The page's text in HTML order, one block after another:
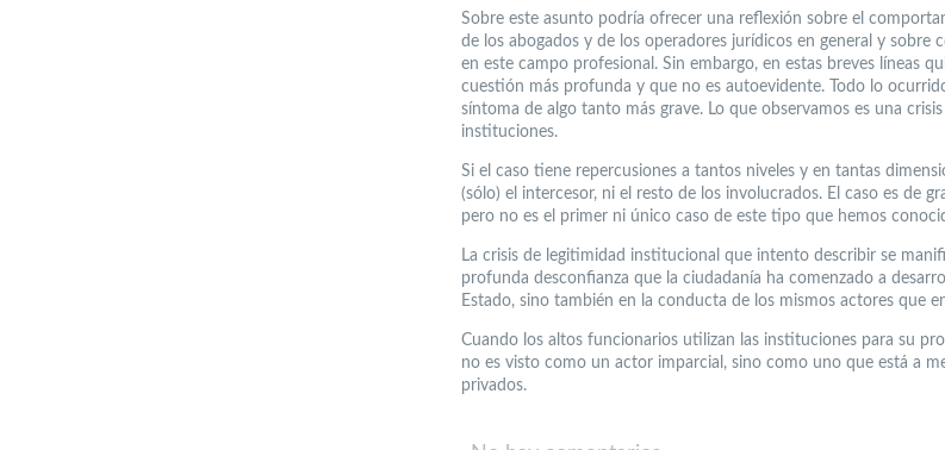
Sobre este asunto podría ofrecer una reflexión sobre el
de los abogados y de los operadores jurídicos en general y sobre
en este campo profesional. Sin embargo, en estas breves líneas
cuestión más profunda y que no es autoevidente. Todo lo
síntoma de algo tanto más grave. Lo que observamos es una
instituciones.
Si el caso tiene repercusiones a tantos niveles y en tantas
(sólo) el intercesor, ni el resto de los involucrados. El caso es de
pero no es el primer ni único caso de este tipo que hemos
La crisis de legitimidad institucional que intento describir se
profunda desconfianza que la ciudadanía ha comenzado a
Estado, sino también en la conducta de los mismos actores que
Cuando los altos funcionarios utilizan las instituciones para su
no es visto como un actor imparcial, sino como uno que está a
privados.